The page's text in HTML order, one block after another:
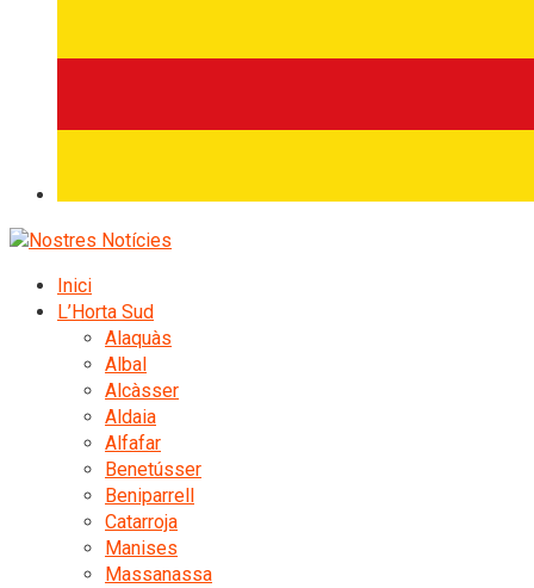
Inici
L’Horta Sud
Alaquàs
Albal
Alcàsser
Aldaia
Alfafar
Benetússer
Beniparrell
Catarroja
Manises
Massanassa